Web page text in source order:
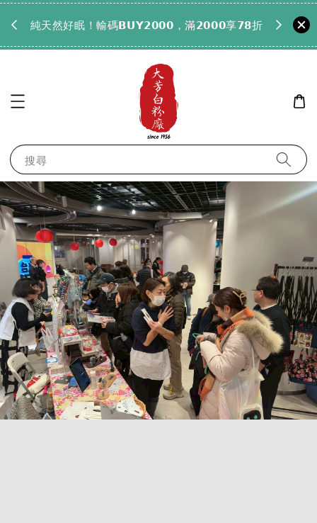
純天然好眠！輸碼𝗕𝗨𝗬𝟮𝟬𝟬𝟬，滿𝟮𝟬𝟬𝟬享𝟳𝟴折
搜尋